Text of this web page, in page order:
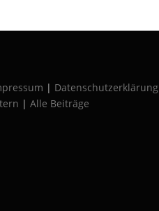
| Datenschutzerklärung
| Alle Beiträge